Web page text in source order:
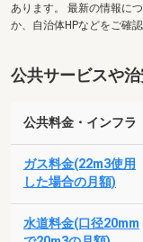
あります。 最新の情報に
か、自治体HPなどをご確認
公共サービスや
公共料金・インフラ
ガス料金(22m3使用
した場合の月額)
水道料金(口径20mm